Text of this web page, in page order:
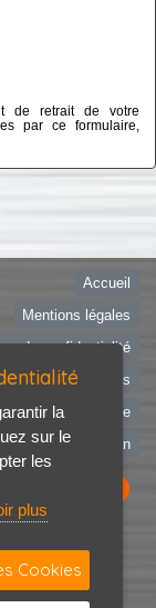
de retrait de votre
par ce formulaire,
Accueil
Mentions légales
de confidentialité
RDV Essais
de véhicule
Contact / Plan
la
sur le
les
plus
Cookies